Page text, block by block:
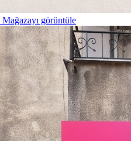
Mağazayı görüntüle